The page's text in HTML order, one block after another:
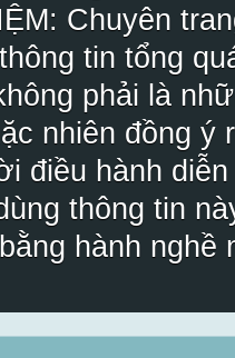
Chuyên
tin tổng
phải là
nhiên đồng ý
điều hành
thông tin
hành